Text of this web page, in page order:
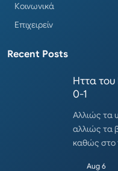
Κοινωνικά
Επιχειρείν
Recent Posts
Ηττα
0-1
Αλλιώς τα
αλλιώς τα
καθώς
Aug 6